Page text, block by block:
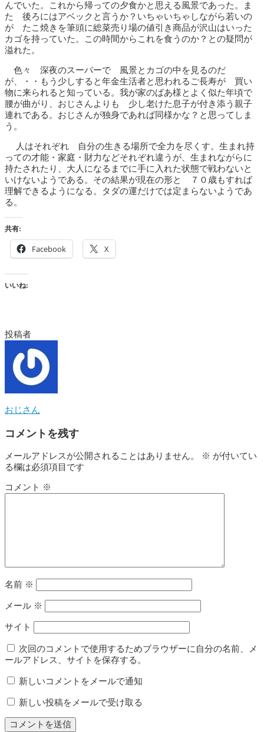
んでいた。これから帰っての夕食かと思える風景であった。ま
た 後ろにはアベックと言うか？いちゃいちゃしながら若いの
が たこ焼きを筆頭に総菜売り場の値引き商品が沢山はいった
カゴを持っていた。この時間からこれを食うのか？との疑問が
溢れた。
色々 深夜のスーパーで 風景とカゴの中を見るのだ
が、・・もう少しすると年金生活者と思われるご長寿が 買い
物に来られると知っている。我が家のばあ様とよく似た年頃で
腰が曲がり、おじさんよりも 少し老けた息子が付き添う親子
連れである。おじさんが独身であれば同様かな？と思ってしま
う。
人はそれぞれ 自分の生きる場所で全力を尽くす。生まれ持
っての才能・家庭・財力などそれぞれ違うが、生まれながらに
持たされたり、大人になるまでに手に入れた状態で戦わないと
いけないようである。その結果が現在の形と ７０歳もすれば
理解できるようになる。タダの運だけでは定まらないようであ
る。
共有:
Facebook X
いいね:
投稿者
おじさん
コメントを残す
メールアドレスが公開されることはありません。 ※ が付いてい
る欄は必須項目です
コメント ※
名前 ※
メール ※
サイト
次回のコメントで使用するためブラウザーに自分の名前、メ
ールアドレス、サイトを保存する。
新しいコメントをメールで通知
新しい投稿をメールで受け取る